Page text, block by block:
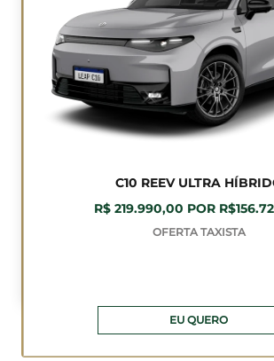
C10 REEV ULTRA
R$ 219.990,00 POR
OFERTA TAXISTA
EU QUERO